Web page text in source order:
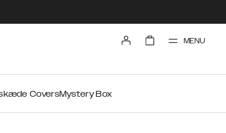
MENU
CoversMystery Box